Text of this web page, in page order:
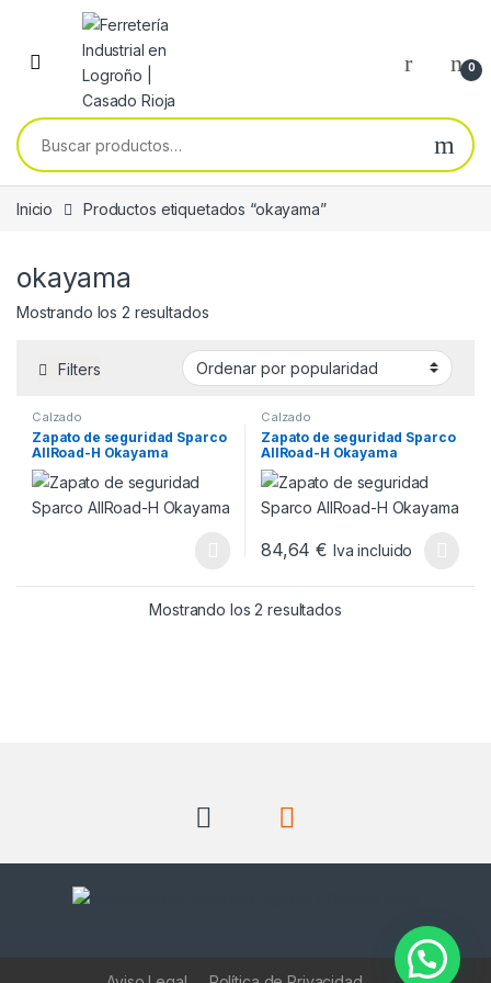
Skip to navigation
Skip to content
0
Buscar por:
Inicio Productos etiquetados “okayama”
okayama
Mostrando los 2 resultadosOrdenado por popularidad
Filters
Calzado
Zapato de seguridad Sparco
AllRoad-H Okayama
Calzado
Zapato de seguridad Sparco
AllRoad-H Okayama
84,64€ Iva incluido
Este producto tiene múltiples
Mostrando los 2 resultadosOrdenado por